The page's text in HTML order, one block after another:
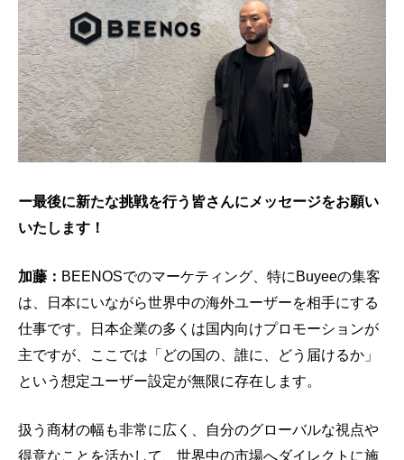
ー最後に新たな挑戦を行う皆さんにメッセージをお願い
いたします！
加藤： BEENOSでのマーケティング、特にBuyeeの集客
は、日本にいながら世界中の海外ユーザーを相手にする
仕事です。日本企業の多くは国内向けプロモーションが
主ですが、ここでは「どの国の、誰に、どう届けるか」
という想定ユーザー設定が無限に存在します。
扱う商材の幅も非常に広く、自分のグローバルな視点や
得意なことを活かして、世界中の市場へダイレクトに施